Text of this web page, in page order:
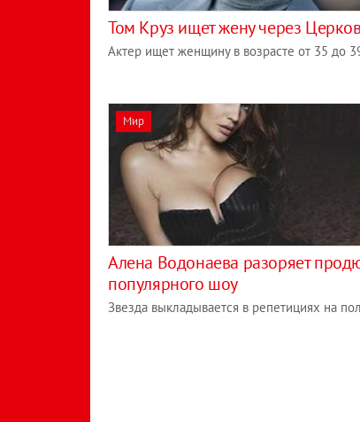
Том Круз ищет жену через
Актер ищет женщину в возрасте от 35 до
Мир
Алена Водонаева разоряет
популярного шоу
Звезда выкладывается в репетициях на